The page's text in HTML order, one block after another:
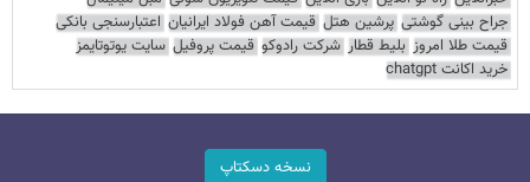
جراح بینی گوشتی پرشین هتل قیمت آهن فولاد ایرانیان اعتبارسنجی بانکی
قیمت طلا امروز بلیط قطار شرکت رادوکو قیمت پروفیل سایت یوتوتایمز
خرید اکانت chatgpt
نسخه دسکتاپ